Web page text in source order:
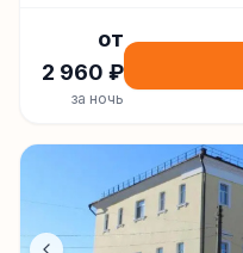
от
2 960 ₽
за ночь